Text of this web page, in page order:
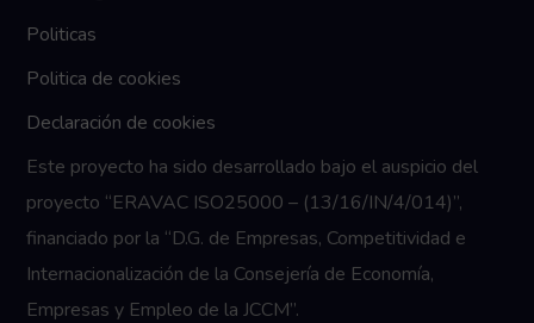
Politicas
Politica de cookies
Declaración de cookies
Este proyecto ha sido desarrollado bajo el auspicio del
proyecto “ERAVAC ISO25000 – (13/16/IN/4/014)”,
financiado por la “D.G. de Empresas, Competitividad e
Internacionalización de la Consejería de Economía,
Empresas y Empleo de la JCCM”.